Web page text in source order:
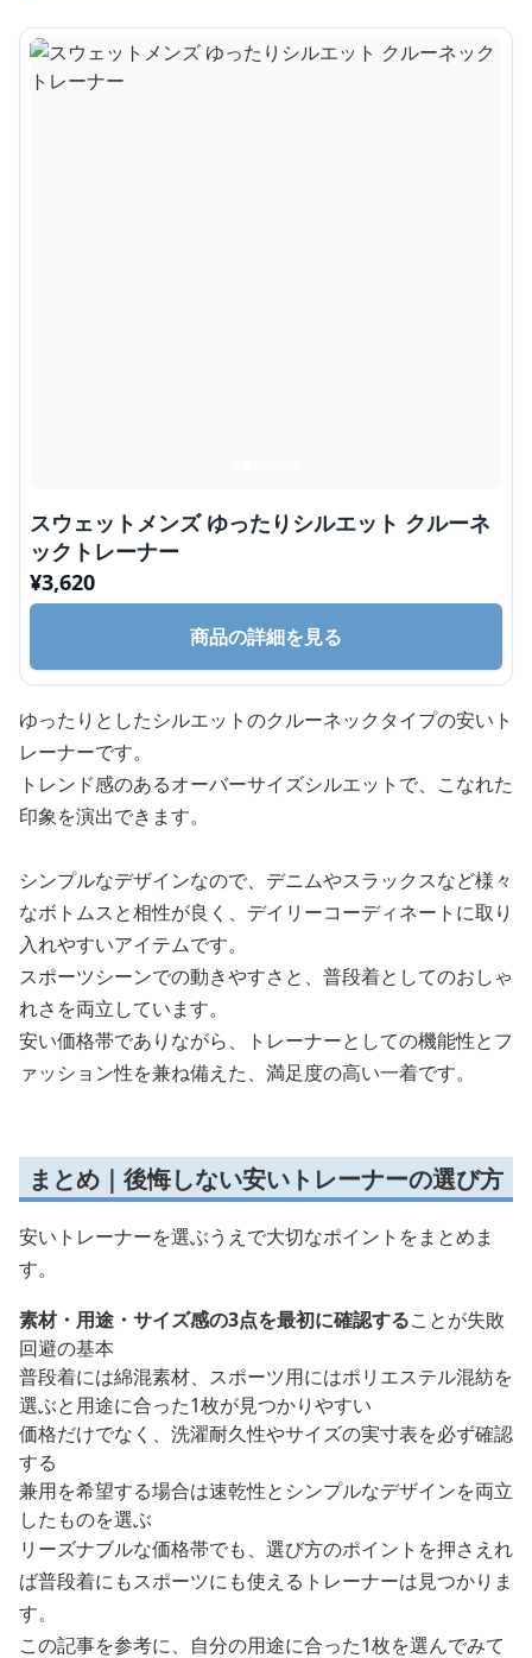
スウェットメンズ ゆったりシルエット クルーネ
ックトレーナー
¥3,620
商品の詳細を見る
ゆったりとしたシルエットのクルーネックタイプの安いト
レーナーです。
トレンド感のあるオーバーサイズシルエットで、こなれた
印象を演出できます。
シンプルなデザインなので、デニムやスラックスなど様々
なボトムスと相性が良く、デイリーコーディネートに取り
入れやすいアイテムです。
スポーツシーンでの動きやすさと、普段着としてのおしゃ
れさを両立しています。
安い価格帯でありながら、トレーナーとしての機能性とフ
ァッション性を兼ね備えた、満足度の高い一着です。
まとめ｜後悔しない安いトレーナーの選び方
安いトレーナーを選ぶうえで大切なポイントをまとめま
す。
素材・用途・サイズ感の3点を最初に確認することが失敗
回避の基本
普段着には綿混素材、スポーツ用にはポリエステル混紡を
選ぶと用途に合った1枚が見つかりやすい
価格だけでなく、洗濯耐久性やサイズの実寸表を必ず確認
する
兼用を希望する場合は速乾性とシンプルなデザインを両立
したものを選ぶ
リーズナブルな価格帯でも、選び方のポイントを押さえれ
ば普段着にもスポーツにも使えるトレーナーは見つかりま
す。
この記事を参考に、自分の用途に合った1枚を選んでみて